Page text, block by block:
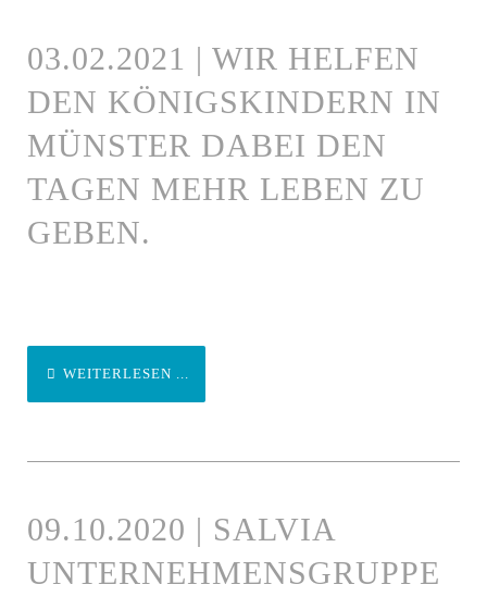
03.02.2021 | WIR HELFEN
DEN KÖNIGSKINDERN IN
MÜNSTER DABEI DEN
TAGEN MEHR LEBEN ZU
GEBEN.
WEITERLESEN ...
09.10.2020 | SALVIA
UNTERNEHMENSGRUPPE